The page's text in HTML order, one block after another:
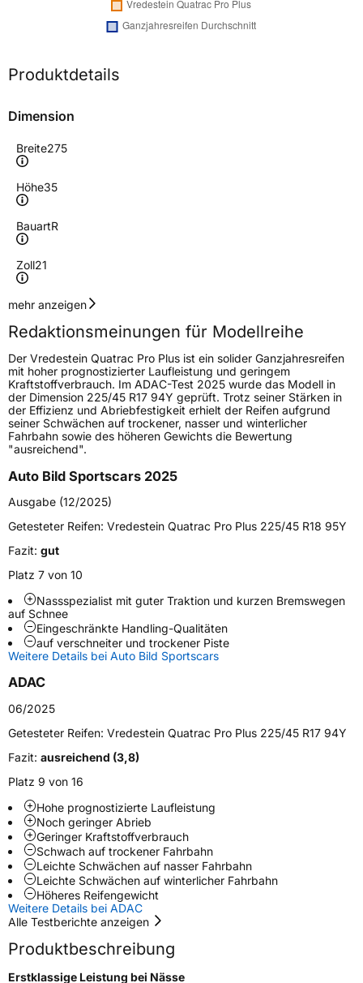
Produktdetails
Dimension
Breite275
Höhe35
BauartR
Zoll21
Geschwindigkeitsindex
Höchstgeschwindigkeit
300 km/h
Lastindex103
Höchstlast875 kg
Generelle Merkmale
FahrzeugtypPKW
VerwendungGanzjahresreifen
Modellname Quatrac Pro Plus
Fahrzeugart
Weitere Eigenschaften
SchlauchtypTL
ZustandNeureifen
M+SJa
Verstärkt
XL
EU Label
EffizienzC
Nasshaftung B
Rollgeräusch (Klasse)B
Rollgeräusch (dB)73
FahrzeugklasseC1
mehr anzeigen
Redaktionsmeinungen für Modellreihe
Der Vredestein Quatrac Pro Plus ist ein solider Ganzjahresreifen
mit hoher prognostizierter Laufleistung und geringem
Kraftstoffverbrauch. Im ADAC-Test 2025 wurde das Modell in
der Dimension 225/45 R17 94Y geprüft. Trotz seiner Stärken in
der Effizienz und Abriebfestigkeit erhielt der Reifen aufgrund
seiner Schwächen auf trockener, nasser und winterlicher
Fahrbahn sowie des höheren Gewichts die Bewertung
"ausreichend".
Auto Bild Sportscars 2025
Ausgabe (12/2025)
Getesteter Reifen: Vredestein Quatrac Pro Plus 225/45 R18 95Y
Fazit: gut
Platz 7 von 10
Nassspezialist mit guter Traktion und kurzen Bremswegen
auf Schnee
Eingeschränkte Handling-Qualitäten
auf verschneiter und trockener Piste
Weitere Details bei Auto Bild Sportscars
ADAC
06/2025
Getesteter Reifen: Vredestein Quatrac Pro Plus 225/45 R17 94Y
Fazit: ausreichend (3,8)
Platz 9 von 16
Hohe prognostizierte Laufleistung
Noch geringer Abrieb
Geringer Kraftstoffverbrauch
Schwach auf trockener Fahrbahn
Leichte Schwächen auf nasser Fahrbahn
Leichte Schwächen auf winterlicher Fahrbahn
Höheres Reifengewicht
Weitere Details bei ADAC
Alle Testberichte anzeigen
Produktbeschreibung
Erstklassige Leistung bei Nässe